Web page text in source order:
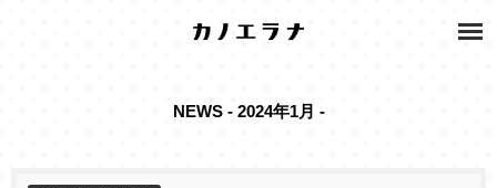
NEWS - 2024年1月 -